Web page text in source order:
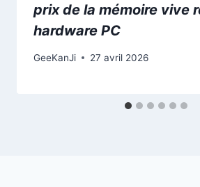
prix de la mémoire vive
hardware PC
GeeKanJi 27 avril 2026